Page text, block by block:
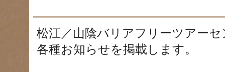
松江／山陰バリアフリーツアー
各種お知らせを掲載します。